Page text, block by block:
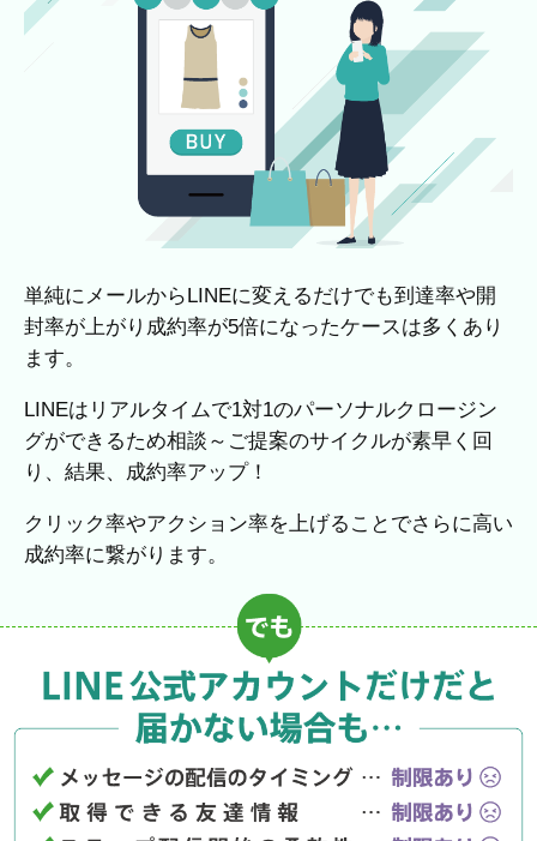
単純にメールからLINEに変えるだけでも到達率や開
封率が上がり成約率が5倍になったケースは多くあり
ます。
LINEはリアルタイムで1対1のパーソナルクロージン
グができるため相談～ご提案のサイクルが素早く回
り、結果、成約率アップ！
クリック率やアクション率を上げることでさらに高い
成約率に繋がります。